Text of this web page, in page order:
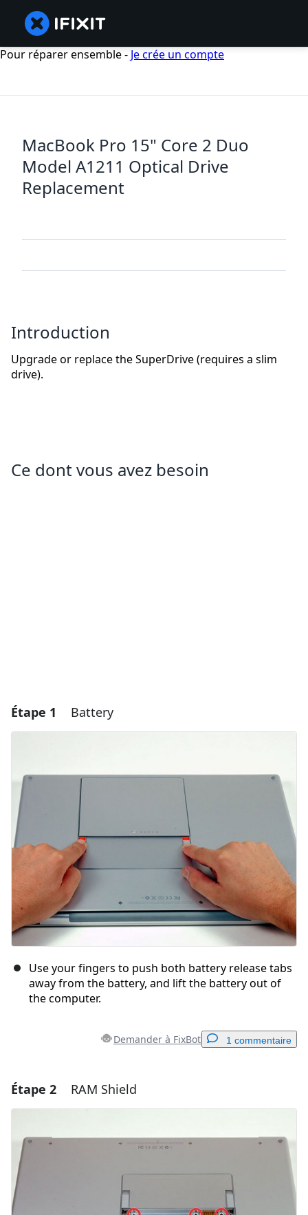
Pour réparer ensemble - Je crée un compte
MacBook Pro 15" Core 2 Duo
Model A1211 Optical Drive
Replacement
Introduction
Upgrade or replace the SuperDrive (requires a slim
drive).
Ce dont vous avez besoin
Étape 1 Battery
Use your fingers to push both battery release tabs
away from the battery, and lift the battery out of
the computer.
Demander à FixBot 1 commentaire
Ajouter un commentaire
Publier un commentaire
Étape 2 RAM Shield